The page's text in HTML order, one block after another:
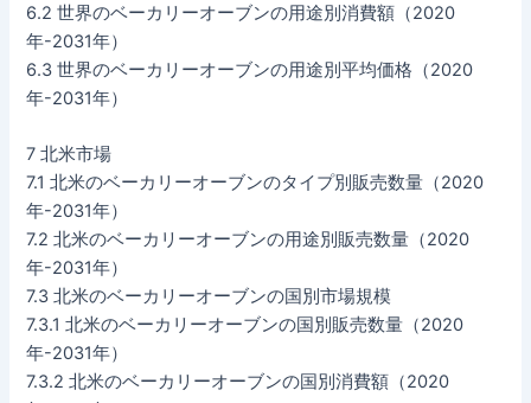
6.2 世界のベーカリーオーブンの用途別消費額（2020
年-2031年）
6.3 世界のベーカリーオーブンの用途別平均価格（2020
年-2031年）
7 北米市場
7.1 北米のベーカリーオーブンのタイプ別販売数量（2020
年-2031年）
7.2 北米のベーカリーオーブンの用途別販売数量（2020
年-2031年）
7.3 北米のベーカリーオーブンの国別市場規模
7.3.1 北米のベーカリーオーブンの国別販売数量（2020
年-2031年）
7.3.2 北米のベーカリーオーブンの国別消費額（2020